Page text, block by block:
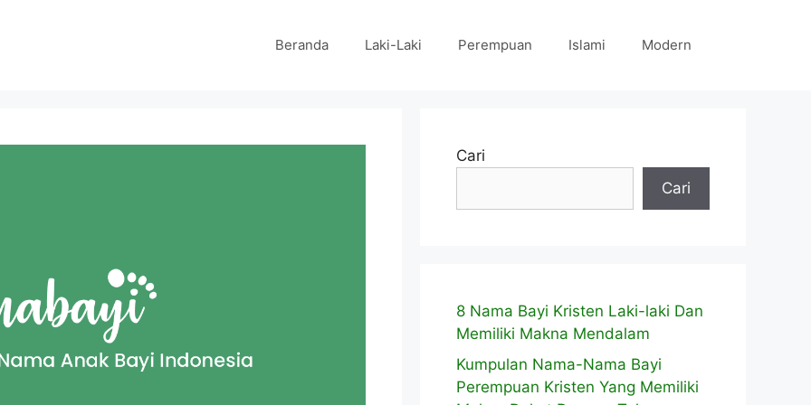
Beranda Laki-Laki Perempuan Islami Modern
Cari
Cari
8 Nama Bayi Kristen Laki-laki Dan
Memiliki Makna Mendalam
Kumpulan Nama-Nama Bayi
Perempuan Kristen Yang Memiliki